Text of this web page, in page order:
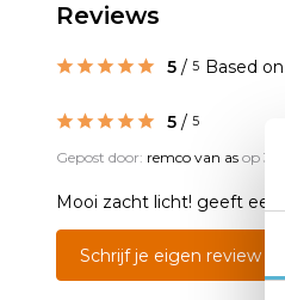
Reviews
5 / 5 Based
5 / 5
Gepost door: remco van as op 3
Mooi zacht licht! geeft een
Schrijf je eigen review